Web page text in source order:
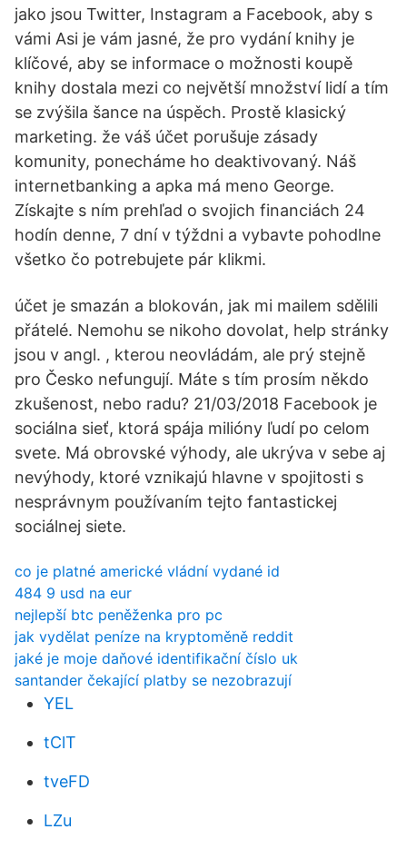
jako jsou Twitter, Instagram a Facebook, aby s
vámi Asi je vám jasné, že pro vydání knihy je
klíčové, aby se informace o možnosti koupě
knihy dostala mezi co největší množství lidí a tím
se zvýšila šance na úspěch. Prostě klasický
marketing. že váš účet porušuje zásady
komunity, ponecháme ho deaktivovaný. Náš
internetbanking a apka má meno George.
Získajte s ním prehľad o svojich financiách 24
hodín denne, 7 dní v týždni a vybavte pohodlne
všetko čo potrebujete pár klikmi.
účet je smazán a blokován, jak mi mailem sdělili
přátelé. Nemohu se nikoho dovolat, help stránky
jsou v angl. , kterou neovládám, ale prý stejně
pro Česko nefungují. Máte s tím prosím někdo
zkušenost, nebo radu? 21/03/2018 Facebook je
sociálna sieť, ktorá spája milióny ľudí po celom
svete. Má obrovské výhody, ale ukrýva v sebe aj
nevýhody, ktoré vznikajú hlavne v spojitosti s
nesprávnym používaním tejto fantastickej
sociálnej siete.
co je platné americké vládní vydané id
484 9 usd na eur
nejlepší btc peněženka pro pc
jak vydělat peníze na kryptoměně reddit
jaké je moje daňové identifikační číslo uk
santander čekající platby se nezobrazují
YEL
tClT
tveFD
LZu